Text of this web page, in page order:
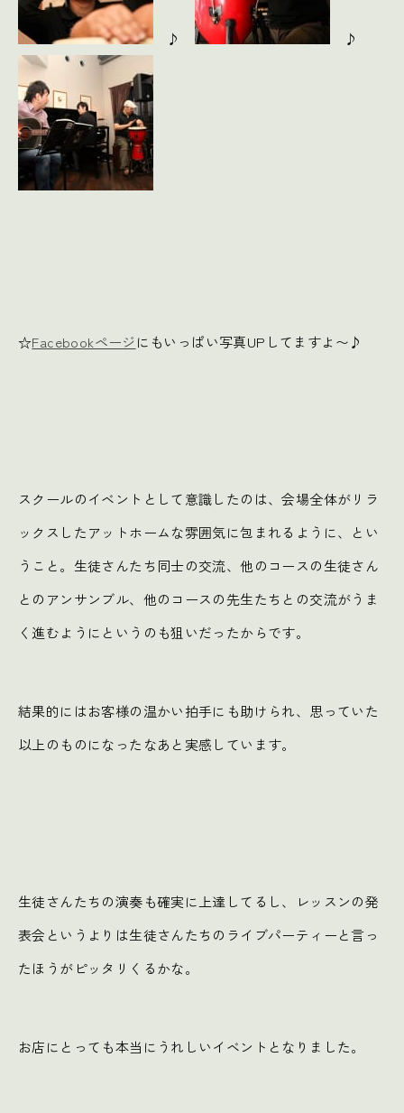
♪ ♪
☆Facebookページにもいっぱい写真UPしてますよ〜♪
スクールのイベントとして意識したのは、会場全体がリラ
ックスしたアットホームな雰囲気に包まれるように、とい
うこと。生徒さんたち同士の交流、他のコースの生徒さん
とのアンサンブル、他のコースの先生たちとの交流がうま
く進むようにというのも狙いだったからです。
結果的にはお客様の温かい拍手にも助けられ、思っていた
以上のものになったなあと実感しています。
生徒さんたちの演奏も確実に上達してるし、レッスンの発
表会というよりは生徒さんたちのライブパーティーと言っ
たほうがピッタリくるかな。
お店にとっても本当にうれしいイベントとなりました。